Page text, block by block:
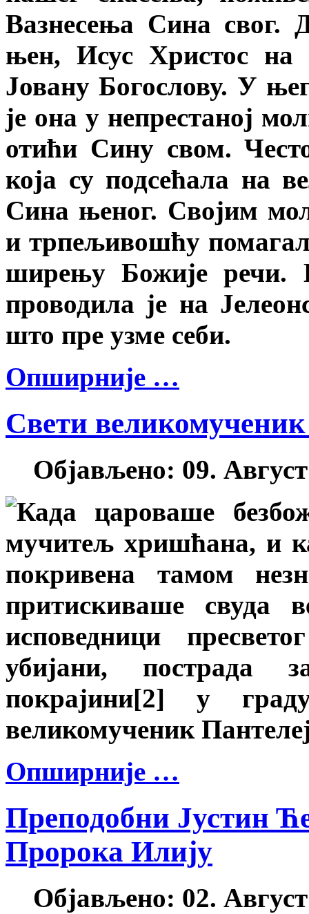
Вазнесења Сина свог.
њен, Исус Христос на
Јовану Богослову. У
је она у непрестаној
отићи Сину свом.
која су подсећала на
Сина њеног. Својим
и трпељивошћу
ширењу Божије речи.
проводила је на
што пре узме себи.
Опширније …
Свети
Објављено: 09.
Када цароваше
мучитељ хришћана, и
покривена тамом
притискиваше свуда
исповедници
убијани, пострада
покрајини[2] у
великомученик
Опширније …
Преподобни Јустин
Пророка Илију
Објављено: 02.